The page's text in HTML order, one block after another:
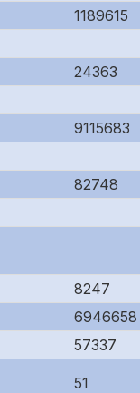
1189615
24363
9115683
82748
8247
6946658
57337
51